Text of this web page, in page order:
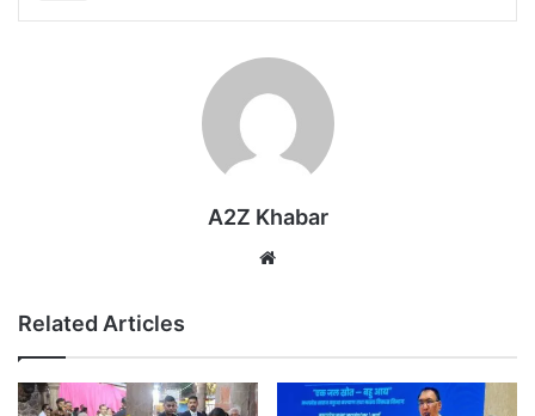
A2Z Khabar
Related Articles